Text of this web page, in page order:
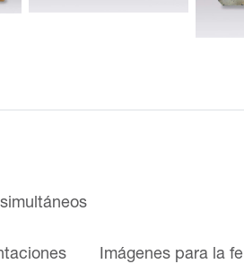
Imágenes para la fe